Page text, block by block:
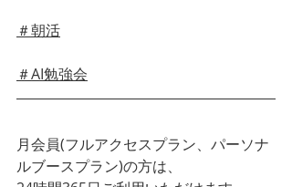
＃朝活
＃AI勉強会
月会員(フルアクセスプラン、パーソナ
ルブースプラン)の方は、